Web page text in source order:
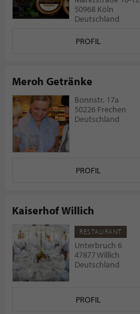
50968 Köln
Deutschland
PROFIL
Meroh Getränke
Bonnstr. 17a
50226 Frechen
Deutschland
PROFIL
Kaiserhof Willich
RESTAURANT
Unterbruch 6
47877 Willich
Deutschland
PROFIL